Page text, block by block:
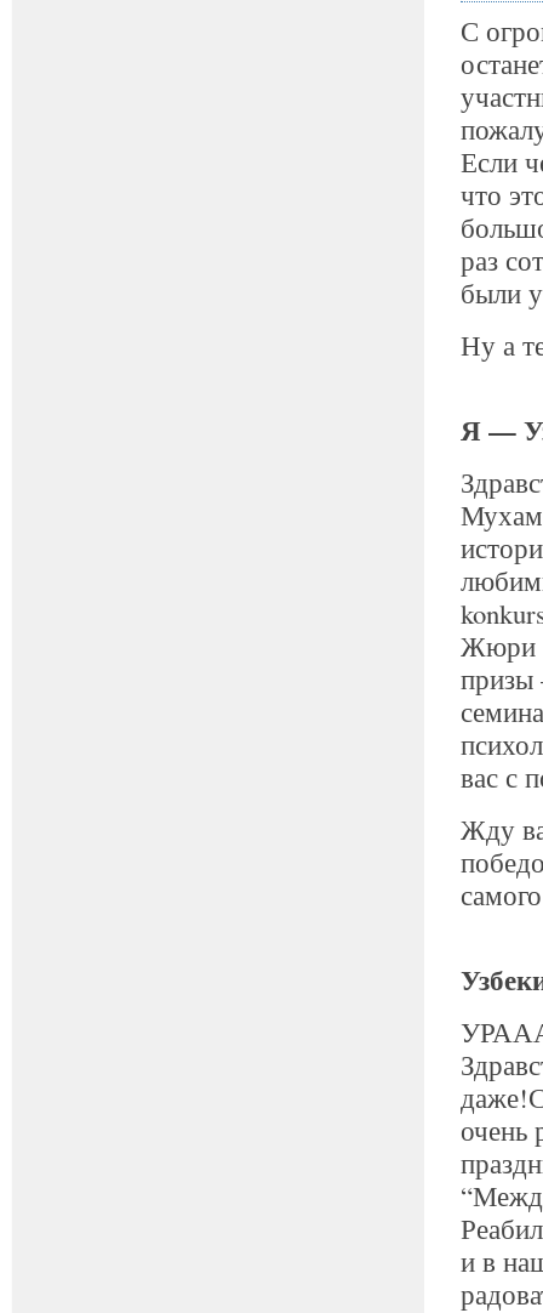
С
Если
что
раз
были
Ну а
Я —
Жюри
призы
вас с
Жду
очень
и в